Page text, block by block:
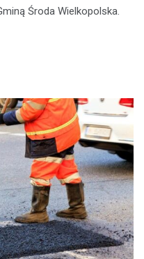
Środa Wielkopolska.